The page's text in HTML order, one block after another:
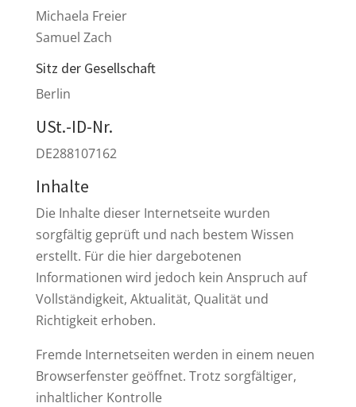
Michaela Freier
Samuel Zach
Sitz der Gesellschaft
Berlin
USt.-ID-Nr.
DE288107162
Inhalte
Die Inhalte dieser Internetseite wurden
sorgfältig geprüft und nach bestem Wissen
erstellt. Für die hier dargebotenen
Informationen wird jedoch kein Anspruch auf
Vollständigkeit, Aktualität, Qualität und
Richtigkeit erhoben.
Fremde Internetseiten werden in einem neuen
Browserfenster geöffnet. Trotz sorgfältiger,
inhaltlicher Kontrolle